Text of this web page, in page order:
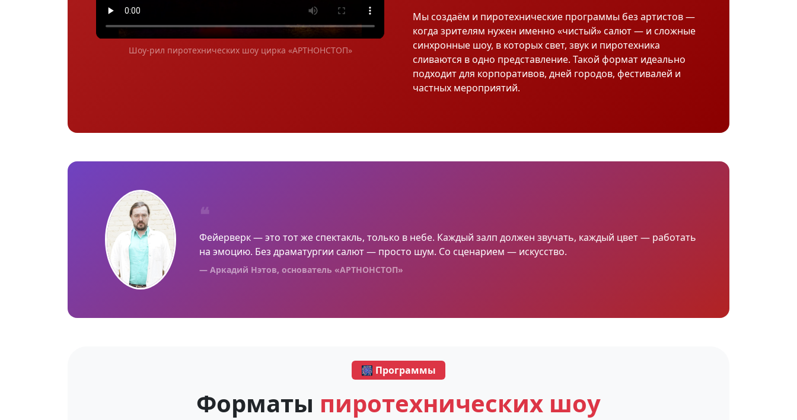
Шоу-рил пиротехнических шоу цирка «АРТНОНСТОП»
Мы создаём и пиротехнические программы без артистов —
когда зрителям нужен именно «чистый» салют — и сложные
синхронные шоу, в которых свет, звук и пиротехника
сливаются в одно представление. Такой формат идеально
подходит для корпоративов, дней городов, фестивалей и
частных мероприятий.
❝
Фейерверк — это тот же спектакль, только в небе. Каждый залп должен звучать, каждый цвет — работать
на эмоцию. Без драматургии салют — просто шум. Со сценарием — искусство.
— Аркадий Нэтов, основатель «АРТНОНСТОП»
🎆 Программы
Форматы пиротехнических шоу